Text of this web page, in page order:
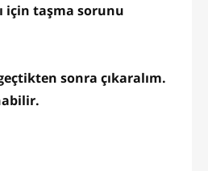
için taşma sorunu
sonra çıkaralım.